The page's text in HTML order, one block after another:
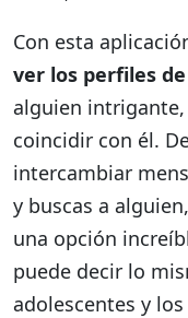
Con esta
ver los perfiles
alguien intrigante,
coincidir con él.
intercambiar
y buscas a
una opción
puede decir lo
adolescentes y